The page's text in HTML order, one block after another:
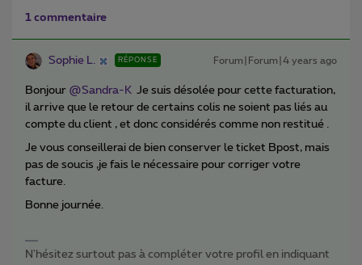
1 commentaire
Sophie L. RÉPONSE Forum|Forum|4 years ago
Bonjour @Sandra-K Je suis désolée pour cette facturation,
il arrive que le retour de certains colis ne soient pas liés au
compte du client , et donc considérés comme non restitué .
Je vous conseillerai de bien conserver le ticket Bpost, mais
pas de soucis ,je fais le nécessaire pour corriger votre
facture.
Bonne journée.
N'hésitez surtout pas à compléter votre profil en indiquant